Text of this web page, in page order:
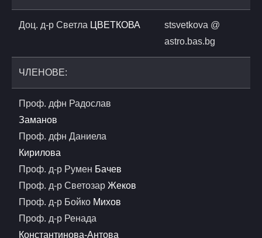
Доц. д-р Светла ЦВЕТКОВА
stsvetkova @
astro.bas.bg
ЧЛЕНОВЕ:
Проф. дфн Радослав
Заманов
Проф. дфн Даниела
Кирилова
Проф. д-р Румен Бачев
Проф. д-р Светозар Жеков
Проф. д-р Бойко Михов
Проф. д-р Ренада
Константинова-Антова